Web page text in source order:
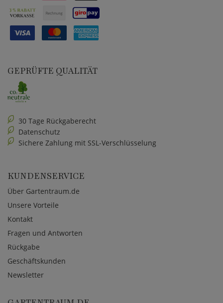
GEPRÜFTE QUALITÄT
30 Tage Rückgaberecht
Datenschutz
Sichere Zahlung mit SSL-Verschlüsselung
KUNDENSERVICE
Über Gartentraum.de
Unsere Vorteile
Kontakt
Fragen und Antworten
Rückgabe
Geschäftskunden
Newsletter